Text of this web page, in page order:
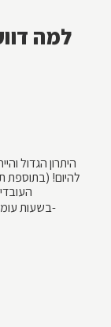
למה
היתרון הגדול
-בשעות